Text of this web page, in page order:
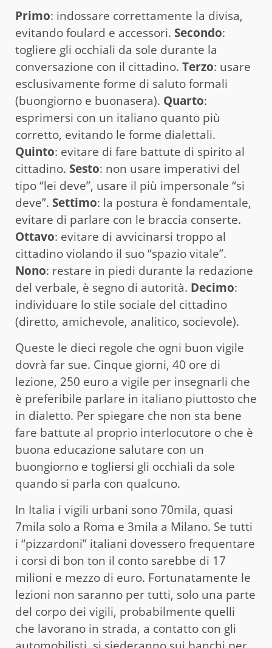
Primo: indossare correttamente la divisa,
evitando foulard e accessori. Secondo:
togliere gli occhiali da sole durante la
conversazione con il cittadino. Terzo: usare
esclusivamente forme di saluto formali
(buongiorno e buonasera). Quarto:
esprimersi con un italiano quanto più
corretto, evitando le forme dialettali.
Quinto: evitare di fare battute di spirito al
cittadino. Sesto: non usare imperativi del
tipo “lei deve”, usare il più impersonale “si
deve”. Settimo: la postura è fondamentale,
evitare di parlare con le braccia conserte.
Ottavo: evitare di avvicinarsi troppo al
cittadino violando il suo “spazio vitale”.
Nono: restare in piedi durante la redazione
del verbale, è segno di autorità. Decimo:
individuare lo stile sociale del cittadino
(diretto, amichevole, analitico, socievole).
Queste le dieci regole che ogni buon vigile
dovrà far sue. Cinque giorni, 40 ore di
lezione, 250 euro a vigile per insegnarli che
è preferibile parlare in italiano piuttosto che
in dialetto. Per spiegare che non sta bene
fare battute al proprio interlocutore o che è
buona educazione salutare con un
buongiorno e togliersi gli occhiali da sole
quando si parla con qualcuno.
In Italia i vigili urbani sono 70mila, quasi
7mila solo a Roma e 3mila a Milano. Se tutti
i “pizzardoni” italiani dovessero frequentare
i corsi di bon ton il conto sarebbe di 17
milioni e mezzo di euro. Fortunatamente le
lezioni non saranno per tutti, solo una parte
del corpo dei vigili, probabilmente quelli
che lavorano in strada, a contatto con gli